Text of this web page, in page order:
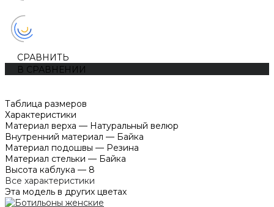
СРАВНИТЬ
В СРАВНЕНИИ
Таблица размеров
Характеристики
Материал верха — Натуральный велюр
Внутренний материал — Байка
Материал подошвы — Резина
Материал стельки — Байка
Высота каблука — 8
Все характеристики
Эта модель в других цветах